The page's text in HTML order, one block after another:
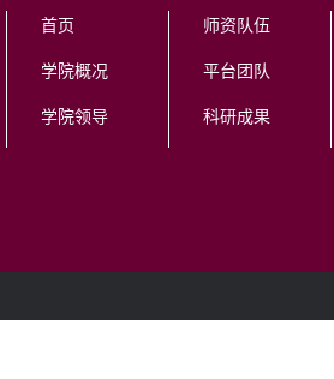
首页
学院概况
学院领导
师资队伍
平台团队
科研成果